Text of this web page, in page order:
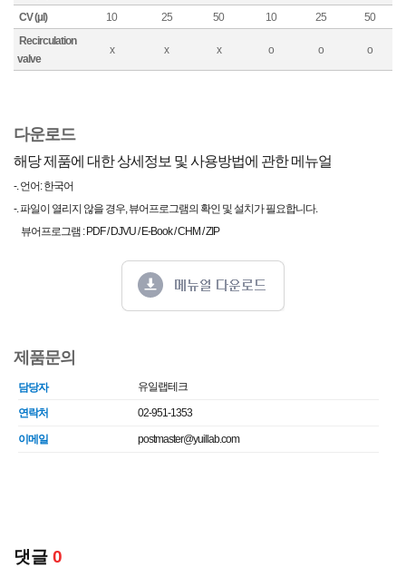
CV (µl)
10 25 50 10 25
50
Recirculation
valve
x x x o o o
다운로드
해당 제품에 대한 상세정보 및 사용방법에 관한 메뉴얼
-. 언어: 한국어
-. 파일이 열리지 않을 경우, 뷰어프로그램의 확인 및 설치가 필요합니다.
뷰어프로그램 : PDF / DJVU / E-Book / CHM / ZIP
제품문의
담당자 유일랩테크
연락처 02-951-1353
이메일 postmaster@yuillab.com
댓글 0